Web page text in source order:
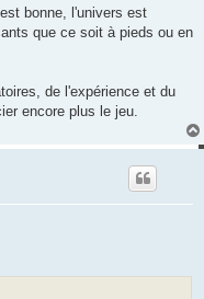
bonne, l'univers est
que ce soit à pieds ou en
de l'expérience et du
encore plus le jeu.